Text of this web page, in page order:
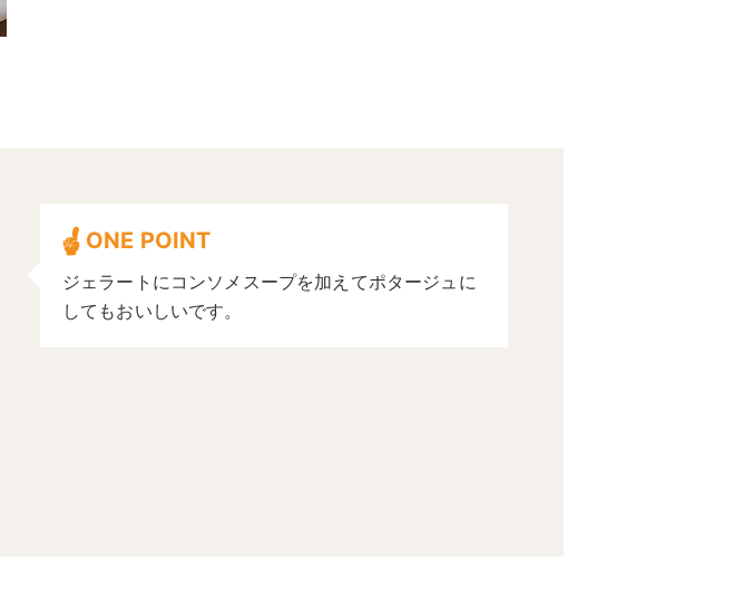
ONE POINT
ジェラートにコンソメスープを加えてポタージュに
してもおいしいです。